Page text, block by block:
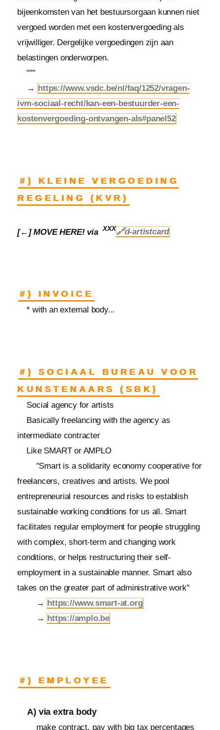
bijeenkomsten van het bestuursorgaan kunnen niet
vergoed worden met een kostenvergoeding als
vrijwilliger. Dergelijke vergoedingen zijn aan
belastingen onderworpen.
"""
→https://www.vsdc.be/nl/faq/1252/vragen-
ivm-sociaal-recht/kan-een-bestuurder-een-
kostenvergoeding-ontvangen-als#panel52
#) KLEINE VERGOEDING
REGELING (KVR)
[←] MOVE HERE! viaXXX🔗d-artistcard
#) INVOICE
* with an external body...
#) SOCIAAL BUREAU VOOR
KUNSTENAARS (SBK)
Social agency for artists
Basically freelancing with the agency as
intermediate contracter
Like SMART or AMPLO
"Smart is a solidarity economy cooperative for
freelancers, creatives and artists. We pool
entrepreneurial resources and risks to establish
sustainable working conditions for us all. Smart
facilitates regular employment for people struggling
with complex, short-term and changing work
conditions, or helps restructuring their self-
employment in a sustainable manner. Smart also
takes on the greater part of administrative work"
→https://www.smart-at.org
→https://amplo.be
#) EMPLOYEE
A) via extra body
make contract, pay with big tax percentages